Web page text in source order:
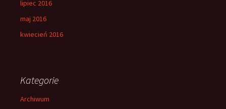
lipiec 2016
maj 2016
kwiecień 2016
Kategorie
Archiwum